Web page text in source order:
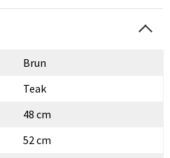
Brun
Teak
48 cm
52 cm